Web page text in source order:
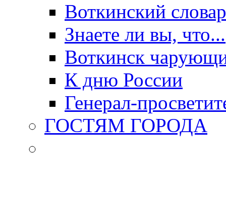
Воткинский
Знаете ли вы, что...
Воткинск
К дню России
Генерал-
ГОСТЯМ ГОРОДА